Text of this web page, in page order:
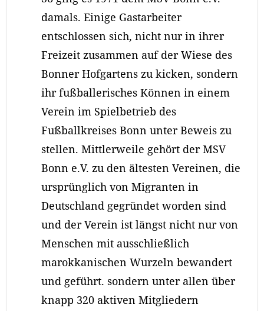
damals. Einige Gastarbeiter
entschlossen sich, nicht nur in ihrer
Freizeit zusammen auf der Wiese des
Bonner Hofgartens zu kicken, sondern
ihr fußballerisches Können in einem
Verein im Spielbetrieb des
Fußballkreises Bonn unter Beweis zu
stellen. Mittlerweile gehört der MSV
Bonn e.V. zu den ältesten Vereinen, die
ursprünglich von Migranten in
Deutschland gegründet worden sind
und der Verein ist längst nicht nur von
Menschen mit ausschließlich
marokkanischen Wurzeln bewandert
und geführt. sondern unter allen über
knapp 320 aktiven Mitgliedern